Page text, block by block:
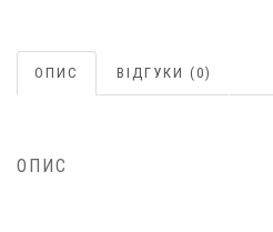
ОПИС ВІДГУКИ (0)
ОПИС